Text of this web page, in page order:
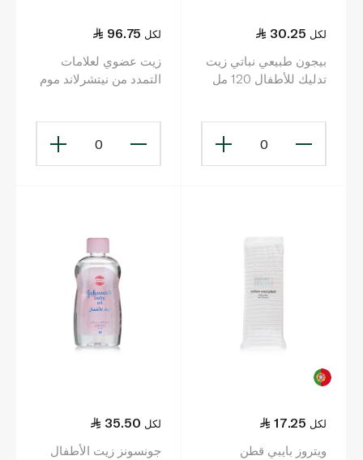
30.25 لكل
بيجون طبيعي نباتي زيت
تدليك للأطفال 120 مل
0
96.75 لكل
زيت عضوي لعلامات
التمدد من نيتشرلاند موم
0
17.25 لكل
ويتروز بايبي قطن
35.50 لكل
جونسونز زيت الأطفال